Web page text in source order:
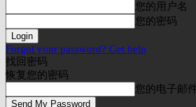
您的用户名
您的密码
Forgot your password? Get help
找回密码
恢复您的密码
您的电子邮